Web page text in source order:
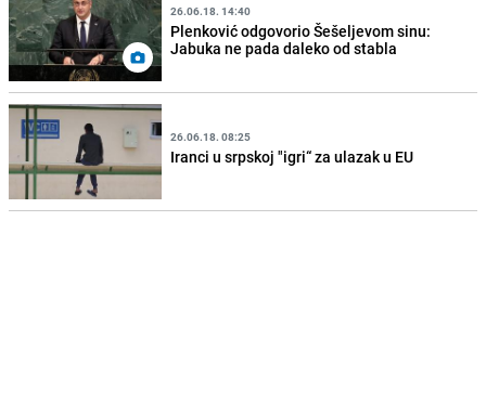
26.06.18. 14:40
Plenković odgovorio Šešeljevom sinu:
Jabuka ne pada daleko od stabla
26.06.18. 08:25
Iranci u srpskoj "igri“ za ulazak u EU